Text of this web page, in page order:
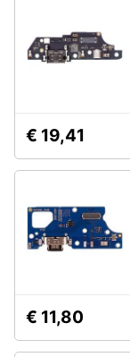
€ 19,41
€ 11,80